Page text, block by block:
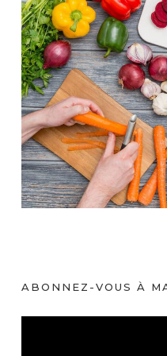
ABONNEZ-VOUS À